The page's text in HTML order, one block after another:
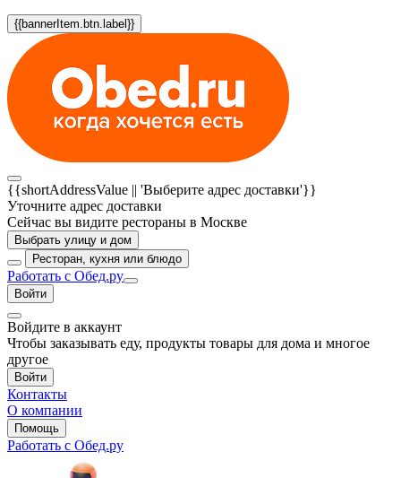
{{bannerItem.btn.label}}
{{shortAddressValue || 'Выберите адрес доставки'}}
Уточните адрес доставки
Сейчас вы видите рестораны в Москве
Выбрать улицу и дом
Ресторан, кухня или блюдо
Работать с Обед.ру
Войти
Войдите в аккаунт
Чтобы заказывать еду, продукты товары для дома и многое
другое
Войти
Контакты
О компании
Помощь
Работать с Обед.ру